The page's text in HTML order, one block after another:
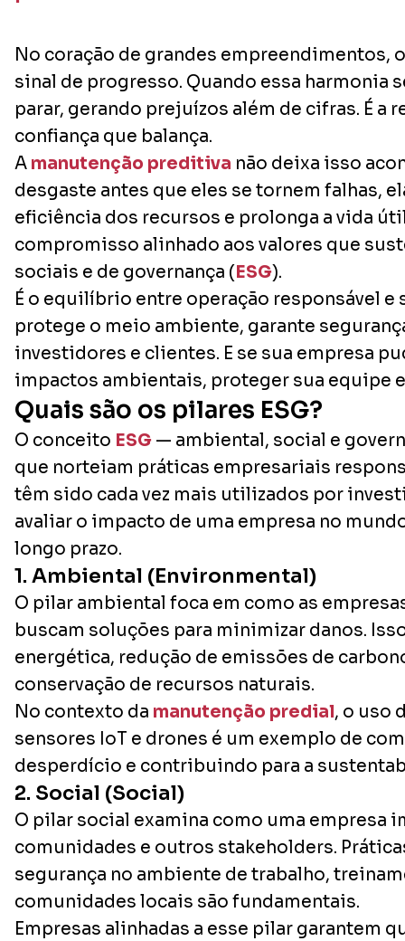
No coração de grandes empreendimentos,
sinal de progresso. Quando essa harmonia
parar, gerando prejuízos além de cifras. É a
confiança que balança.
A manutenção preditiva não deixa isso
desgaste antes que eles se tornem falhas,
eficiência dos recursos e prolonga a vida
compromisso alinhado aos valores que
sociais e de governança (ESG).
É o equilíbrio entre operação responsável
protege o meio ambiente, garante
investidores e clientes. E se sua empresa
impactos ambientais, proteger sua equipe
Quais são os pilares ESG?
O conceito ESG — ambiental, social e
que norteiam práticas empresariais
têm sido cada vez mais utilizados por
avaliar o impacto de uma empresa no
longo prazo.
1. Ambiental (Environmental)
O pilar ambiental foca em como as
buscam soluções para minimizar danos.
energética, redução de emissões de
conservação de recursos naturais.
No contexto da manutenção predial, o uso
sensores IoT e drones é um exemplo de
desperdício e contribuindo para a
2. Social (Social)
O pilar social examina como uma empresa
comunidades e outros stakeholders.
segurança no ambiente de trabalho,
comunidades locais são fundamentais.
Empresas alinhadas a esse pilar garantem